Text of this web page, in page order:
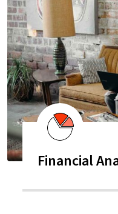
Financial